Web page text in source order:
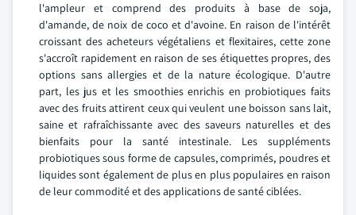
l'ampleur et comprend des produits à base de soja,
d'amande, de noix de coco et d'avoine. En raison de l'intérêt
croissant des acheteurs végétaliens et flexitaires, cette zone
s'accroît rapidement en raison de ses étiquettes propres, des
options sans allergies et de la nature écologique. D'autre
part, les jus et les smoothies enrichis en probiotiques faits
avec des fruits attirent ceux qui veulent une boisson sans lait,
saine et rafraîchissante avec des saveurs naturelles et des
bienfaits pour la santé intestinale. Les suppléments
probiotiques sous forme de capsules, comprimés, poudres et
liquides sont également de plus en plus populaires en raison
de leur commodité et des applications de santé ciblées.